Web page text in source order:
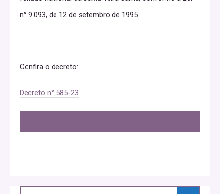
n° 9.093, de 12 de setembro de 1995.
Confira o decreto:
Decreto n° 585-23